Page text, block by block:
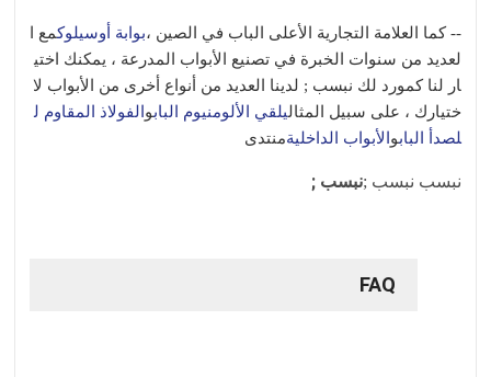
-- كما العلامة التجارية الأعلى الباب في الصين ،بوابة أوسيلوكمع ا
لعديد من سنوات الخبرة في تصنيع الأبواب المدرعة ، يمكنك اختي
ار لنا كمورد لك نبسب ; لدينا العديد من أنواع أخرى من الأبواب لا
ختيارك ، على سبيل المثاليلقي الألومنيوم البابو الفولاذ المقاوم ل
لصدأ البابو الأبواب الداخليةمنتدى
نبسب نبسب ;نبسب ;
FAQ